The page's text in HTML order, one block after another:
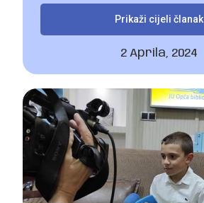
Prikaži cijeli članak
2 Aprila, 2024